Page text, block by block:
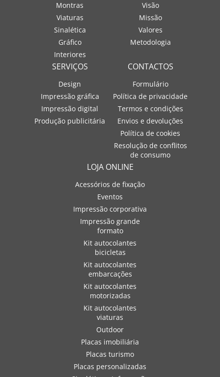
Montras
Viaturas
Sinalética
Gráfico
Interiores
Visão
Missão
Valores
Metodologia
SERVIÇOS
Design
Impressão gráfica
Impressão digital
Produção publicitária
CONTACTOS
Formulário
Política de privacidade
Termos e condições
Envios e devoluções
Política de cookies
Resolução de conflitos
de consumo
LOJA ONLINE
Acessórios de fixação
Eventos
Impressão corporativa
Impressão grande
formato
Kit autocolantes
bicicletas
Kit autocolantes
embarcações
Kit autocolantes
motorizadas
Kit autocolantes
viaturas
Outdoor
Placas imobiliária
Placas turismo
Placas personalizadas